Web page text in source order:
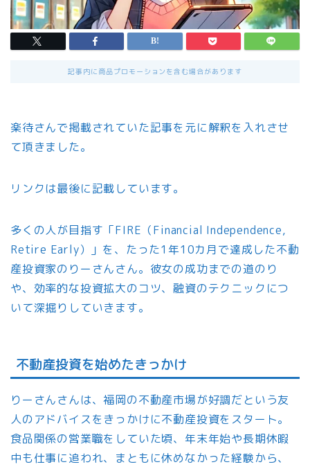
記事内に商品プロモーションを含む場合があります
楽待さんで掲載されていた記事を元に解釈を入れさせ
て頂きました。
リンクは最後に記載しています。
多くの人が目指す「FIRE（Financial Independence,
Retire Early）」を、たった1年10カ月で達成した不動
産投資家のりーさんさん。彼女の成功までの道のり
や、効率的な投資拡大のコツ、融資のテクニックにつ
いて深掘りしていきます。
不動産投資を始めたきっかけ
りーさんさんは、福岡の不動産市場が好調だという友
人のアドバイスをきっかけに不動産投資をスタート。
食品関係の営業職をしていた頃、年末年始や長期休暇
中も仕事に追われ、まともに休めなかった経験から、